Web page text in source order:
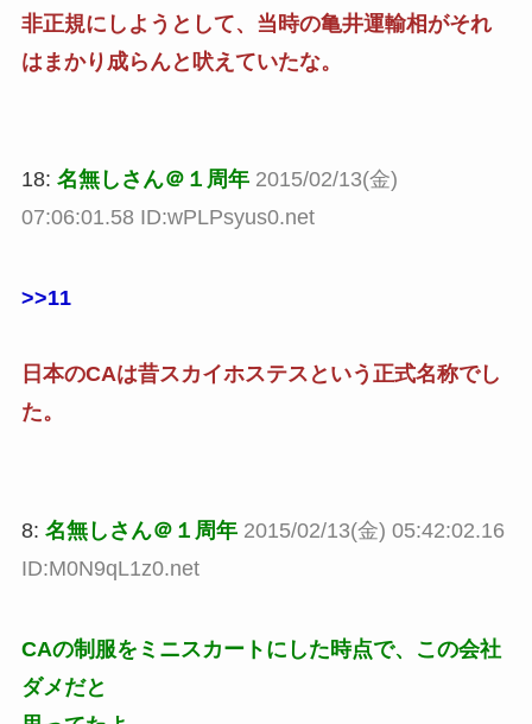
非正規にしようとして、当時の亀井運輸相がそれ
はまかり成らんと吠えていたな。
18: 名無しさん＠１周年 2015/02/13(金)
07:06:01.58 ID:wPLPsyus0.net
>>11
日本のCAは昔スカイホステスという正式名称でし
た。
8: 名無しさん＠１周年 2015/02/13(金) 05:42:02.16
ID:M0N9qL1z0.net
CAの制服をミニスカートにした時点で、この会社
ダメだと